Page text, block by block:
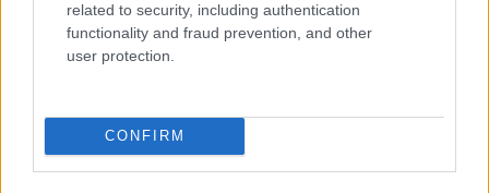
related to security, including authentication
functionality and fraud prevention, and other
user protection.
CONFIRM